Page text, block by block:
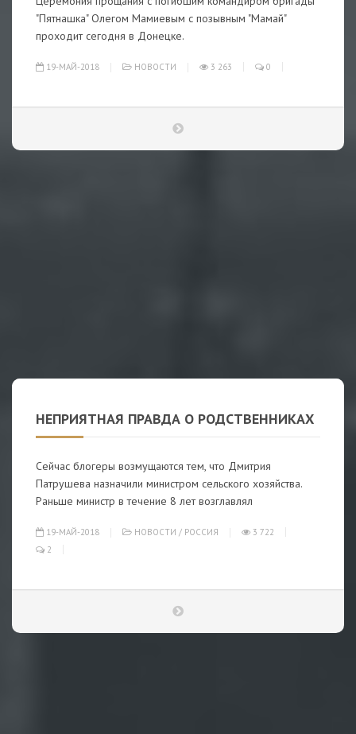
"Пятнашка" Олегом Мамиевым с позывным "Мамай"
проходит сегодня в Донецке.
19-МАЙ-2018 НОВОСТИ 3 263 0
НЕПРИЯТНАЯ ПРАВДА О РОДСТВЕННИКАХ
Сейчас блогеры возмущаются тем, что Дмитрия
Патрушева назначили министром сельского хозяйства.
Раньше министр в течение 8 лет возглавлял
19-МАЙ-2018 НОВОСТИ / РОССИЯ
3 722
2